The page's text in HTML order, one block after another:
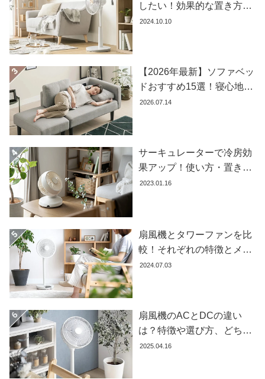
ネ
ト
か
ら
す
シ
ッ
ピ
ン
グ
ガ
イ
ド
お
支
払
い
に
つ
い
て
したい！効果的な置き方と
おすすめ商品を紹介します
2024.10.10
【2026年最新】ソファベッ
ドおすすめ15選！寝心地で
失敗しない選び方
2026.07.14
サーキュレーターで冷房効
果アップ！使い方・置き場
所・風向きを徹底解説
2023.01.16
扇風機とタワーファンを比
較！それぞれの特徴とメリ
ット・デメリットを解説し
2024.07.03
扇風機のACとDCの違い
は？特徴や選び方、どちら
が良いかを徹底解説【おす
2025.04.16